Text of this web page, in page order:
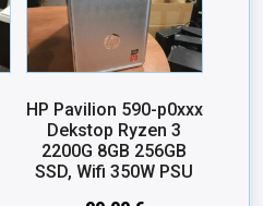
HP Pavilion 590-p0xxx
Dekstop Ryzen 3
2200G 8GB 256GB
SSD, Wifi 350W PSU